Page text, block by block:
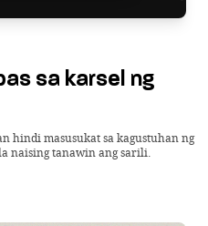
sa karsel ng
hindi masusukat sa kagustuhan ng
naising tanawin ang sarili.